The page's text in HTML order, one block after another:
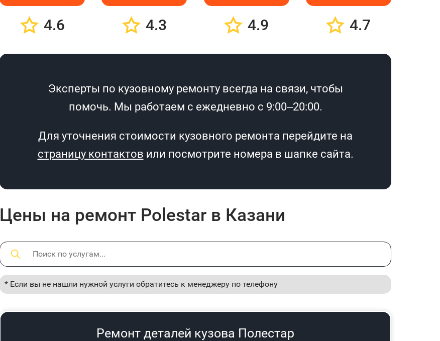
4.6 4.3 4.9 4.7
Эксперты по кузовному ремонту всегда на связи, чтобы
помочь. Мы работаем с ежедневно с 9:00–20:00.
Для уточнения стоимости кузовного ремонта перейдите на
страницу контактов или посмотрите номера в шапке сайта.
Цены на ремонт Polestar в Казани
* Если вы не нашли нужной услуги обратитесь к менеджеру по телефону
Ремонт деталей кузова Полестар